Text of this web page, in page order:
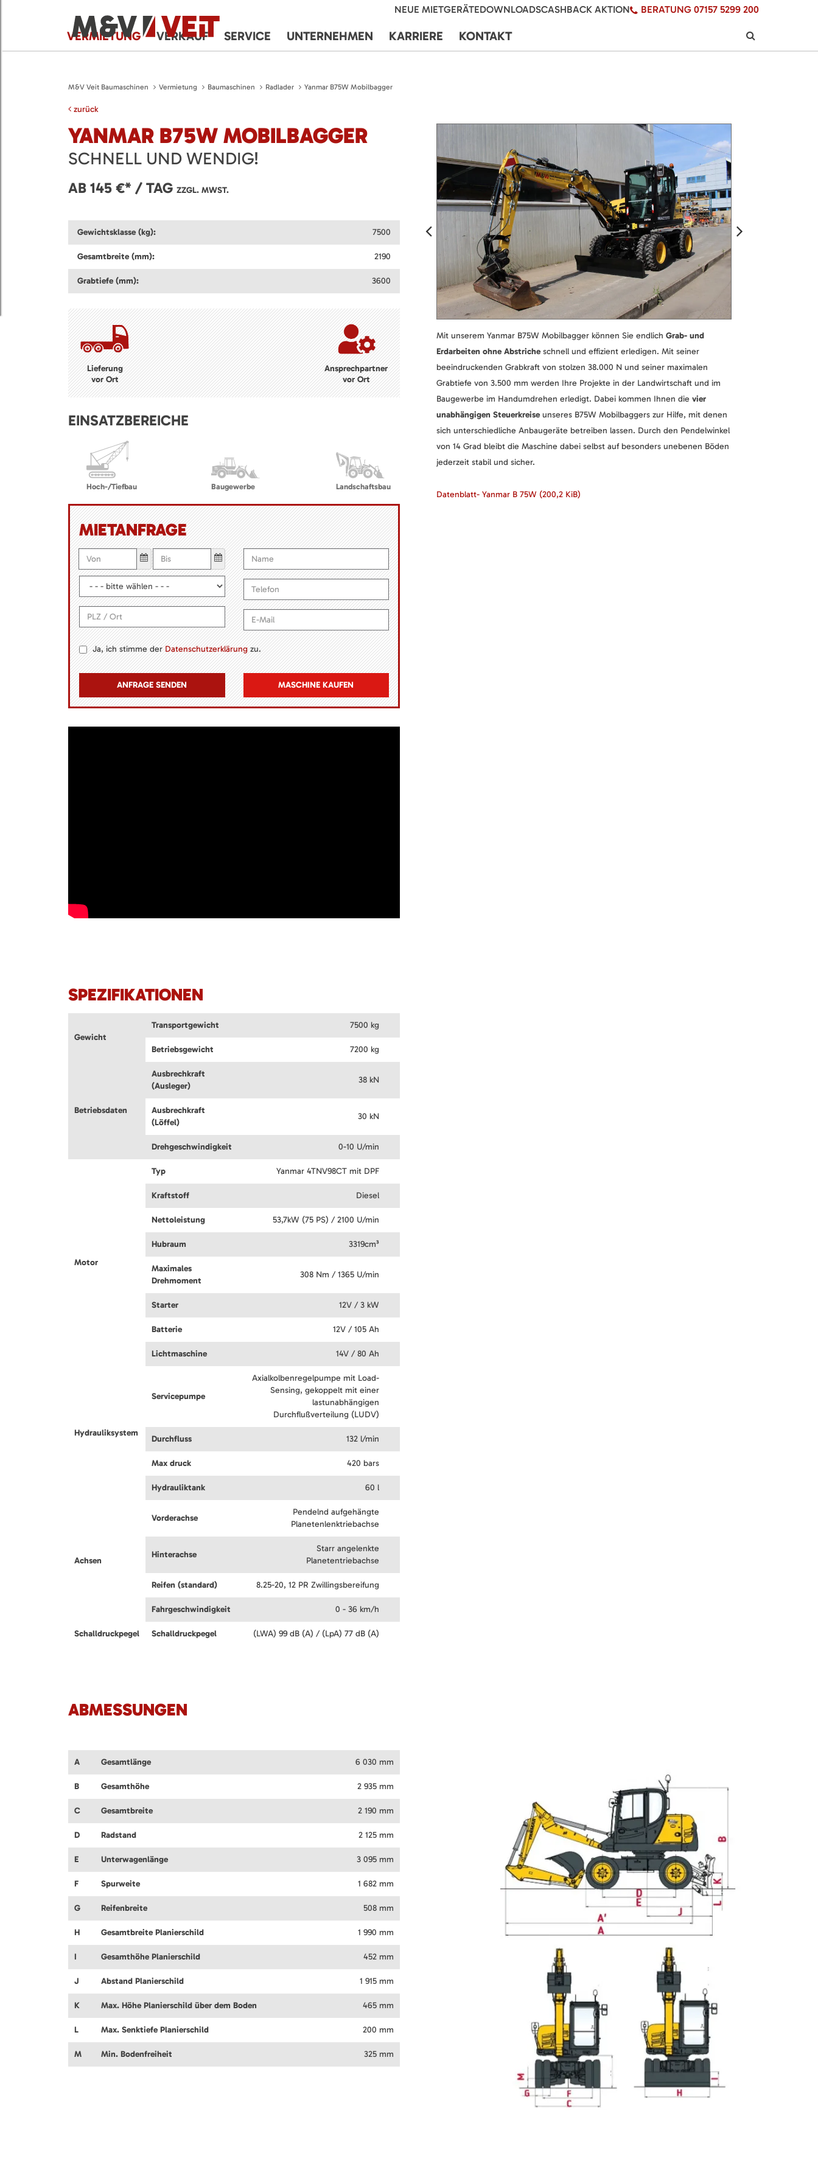
NEUE MIETGERÄTEDOWNLOADSCASHBACK AKTION BERATUNG 07157 5299 200
VERMIETUNG VERKAUF SERVICE UNTERNEHMEN KARRIERE KONTAKT
M&V Veit Baumaschinen Vermietung Baumaschinen Radlader Yanmar B75W Mobilbagger
zurück
YANMAR B75W MOBILBAGGER
SCHNELL UND WENDIG!
AB 145 €* / TAG ZZGL. MWST.
Gewichtsklasse (kg): 7500
Gesamtbreite (mm): 2190
Grabtiefe (mm): 3600
Lieferung
vor Ort
Ansprechpartner
vor Ort
EINSATZBEREICHE
Hoch-/Tiefbau Baugewerbe Landschaftsbau
MIETANFRAGE
Ja, ich stimme derDatenschutzerklärungzu.
MASCHINE KAUFEN
Mit unserem Yanmar B75W Mobilbagger können Sie endlich Grab- und
Erdarbeiten ohne Abstricheschnell und effizient erledigen. Mit seiner
beeindruckenden Grabkraft von stolzen 38.000 N und seiner maximalen
Grabtiefe von 3.500 mm werden Ihre Projekte in der Landwirtschaft und im
Baugewerbe im Handumdrehen erledigt. Dabei kommen Ihnen die vier
unabhängigen Steuerkreiseunseres B75W Mobilbaggers zur Hilfe, mit denen
sich unterschiedliche Anbaugeräte betreiben lassen. Durch den Pendelwinkel
von 14 Grad bleibt die Maschine dabei selbst auf besonders unebenen Böden
jederzeit stabil und sicher.
Datenblatt- Yanmar B 75W (200,2 KiB)
SPEZIFIKATIONEN
Gewicht
Transportgewicht 7500 kg
Betriebsgewicht 7200 kg
Betriebsdaten
Ausbrechkraft
(Ausleger)
38 kN
Ausbrechkraft
(Löffel)
30 kN
Drehgeschwindigkeit 0-10 U/min
Motor
Typ Yanmar 4TNV98CT mit DPF
Kraftstoff Diesel
Nettoleistung 53,7kW (75 PS) / 2100 U/min
Hubraum 3319cm³
Maximales
Drehmoment
308 Nm / 1365 U/min
Starter 12V / 3 kW
Batterie 12V / 105 Ah
Lichtmaschine 14V / 80 Ah
Hydrauliksystem
Servicepumpe
Axialkolbenregelpumpe mit Load-
Sensing, gekoppelt mit einer
lastunabhängigen
Durchflußverteilung (LUDV)
Durchfluss 132 l/min
Max druck 420 bars
Hydrauliktank 60 l
Achsen
Vorderachse
Pendelnd aufgehängte
Planetenlenktriebachse
Hinterachse
Starr angelenkte
Planetentriebachse
Reifen (standard) 8.25-20, 12 PR Zwillingsbereifung
Fahrgeschwindigkeit 0 - 36 km/h
Schalldruckpegel Schalldruckpegel (LWA) 99 dB (A) / (LpA) 77 dB (A)
ABMESSUNGEN
A Gesamtlänge 6 030 mm
B Gesamthöhe 2 935 mm
C Gesamtbreite 2 190 mm
D Radstand 2 125 mm
E Unterwagenlänge 3 095 mm
F Spurweite 1 682 mm
G Reifenbreite 508 mm
H Gesamtbreite Planierschild 1 990 mm
I Gesamthöhe Planierschild 452 mm
J Abstand Planierschild 1 915 mm
K Max. Höhe Planierschild über dem Boden 465 mm
L Max. Senktiefe Planierschild 200 mm
M Min. Bodenfreiheit 325 mm